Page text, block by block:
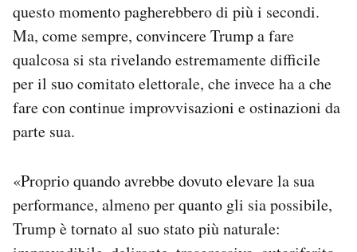
questo momento pagherebbero di più i secondi.
Ma, come sempre, convincere Trump a fare
qualcosa si sta rivelando estremamente difficile
per il suo comitato elettorale, che invece ha a che
fare con continue improvvisazioni e ostinazioni da
parte sua.
«Proprio quando avrebbe dovuto elevare la sua
performance, almeno per quanto gli sia possibile,
Trump è tornato al suo stato più naturale: